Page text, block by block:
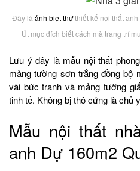
Đây là ảnh biệt thựthiết kế nội thất anh
Út mục đích biết cách mà trang trí
Lưu ý đây là mẫu nội thất
mảng tường sơn trắng đồng bộ
vài bức tranh và mảng tường
tinh tế. Không bị thô cứng là chủ
Mẫu nội thất
anh Dự 160m2